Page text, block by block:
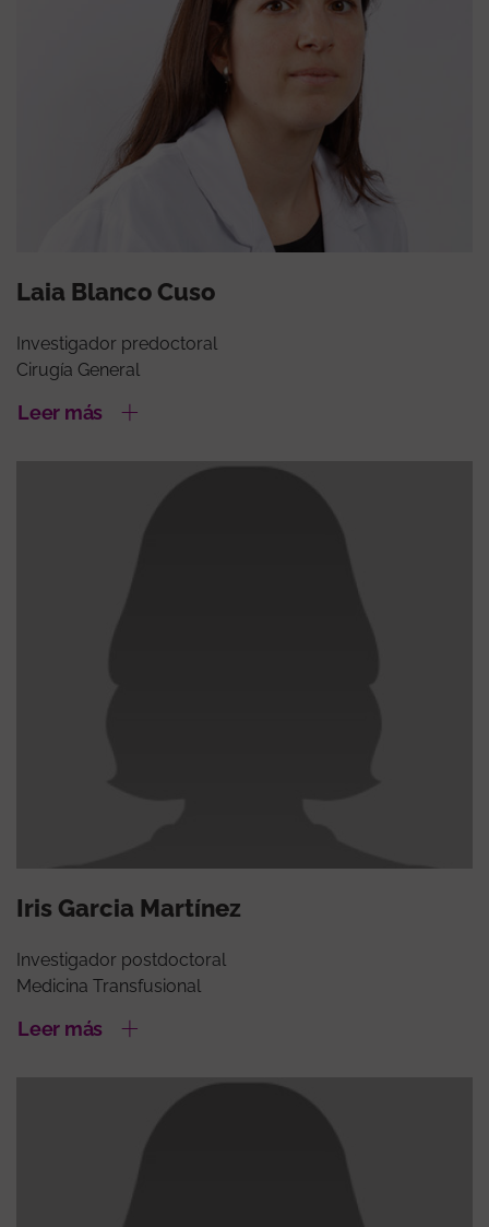
Laia Blanco Cuso
Investigador predoctoral
Cirugía General
Leer más
Iris Garcia Martínez
Investigador postdoctoral
Medicina Transfusional
Leer más